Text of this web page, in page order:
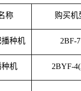
称 购买机
种机 2BF-7
种机 2BYF-